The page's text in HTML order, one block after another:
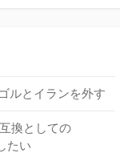
ルとイランを外す
換としての
たい